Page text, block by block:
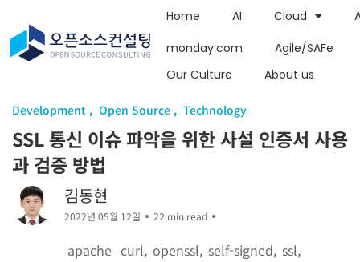
Home AI Cloud
monday.com
Agile/SAFe
Our Culture
About us
Development Open Source Technology
SSL 통신 이슈 파악을 위한 사설 인증서 사용
과 검증 방법
김동현
2022년 05월 12일 22 min read
apache curl openssl self-signed ssl